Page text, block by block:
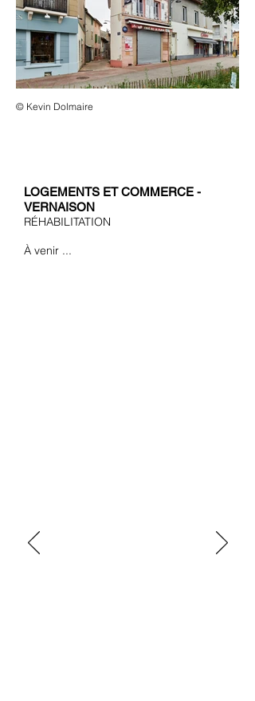
© Kevin Dolmaire
LOGEMENTS ET COMMERCE -
VERNAISON
​RÉHABILITATION
À venir ...